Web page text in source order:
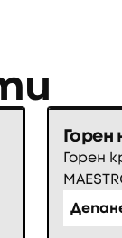
Горен
Горен